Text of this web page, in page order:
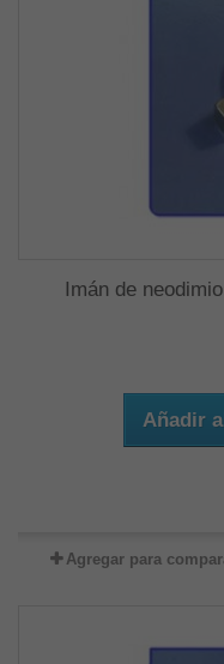
Imán de
Añadir
Agregar para